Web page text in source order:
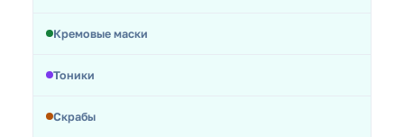
Кремовые маски
Тоники
Скрабы